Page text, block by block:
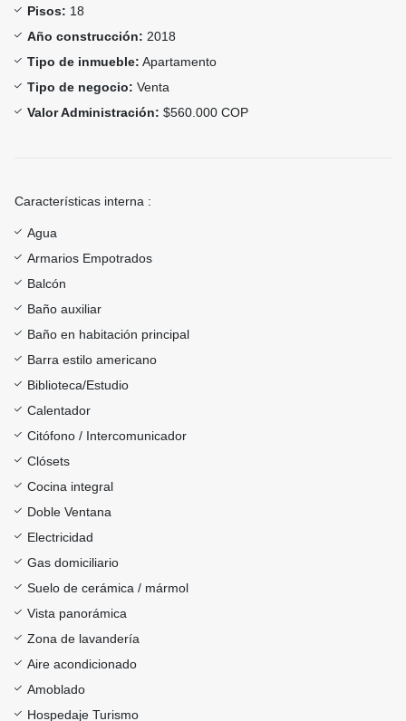
Pisos: 18
Año construcción: 2018
Tipo de inmueble: Apartamento
Tipo de negocio: Venta
Valor Administración: $560.000 COP
Características interna :
Agua
Armarios Empotrados
Balcón
Baño auxiliar
Baño en habitación principal
Barra estilo americano
Biblioteca/Estudio
Calentador
Citófono / Intercomunicador
Clósets
Cocina integral
Doble Ventana
Electricidad
Gas domiciliario
Suelo de cerámica / mármol
Vista panorámica
Zona de lavandería
Aire acondicionado
Amoblado
Hospedaje Turismo